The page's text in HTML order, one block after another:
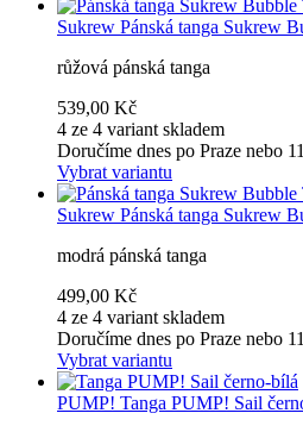
Sukrew Pánská tanga Sukrew
růžová pánská tanga
539,00 Kč
4 ze 4 variant skladem
Doručíme dnes po Praze nebo
Vybrat variantu
Sukrew Pánská tanga Sukrew
modrá pánská tanga
499,00 Kč
4 ze 4 variant skladem
Doručíme dnes po Praze nebo
Vybrat variantu
PUMP! Tanga PUMP! Sail